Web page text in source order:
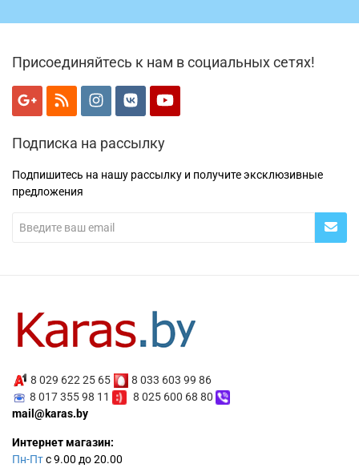
Присоединяйтесь к нам в социальных сетях!
Подписка на рассылку
Подпишитесь на нашу рассылку и получите эксклюзивные
предложения
8 029 622 25 65
8 033 603 99 86
8 017 355 98 11
8 025 600 68 80
mail@karas.by
Интернет магазин:
Пн-Птс 9.00 до 20.00